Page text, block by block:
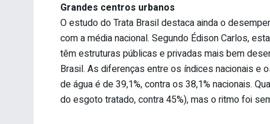
Grandes centros urbanos
O estudo do Trata Brasil destaca ainda o
com a média nacional. Segundo Édison Carlos,
têm estruturas públicas e privadas mais bem
Brasil. As diferenças entre os índices nacionais e
de água é de 39,1%, contra os 38,1% nacionais.
do esgoto tratado, contra 45%), mas o ritmo foi